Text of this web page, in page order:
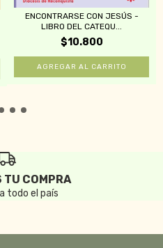
ENCONTRARSE CON JESÚS -
LIBRO DEL CATEQU...
$10.800
TU COMPRA
todo el país